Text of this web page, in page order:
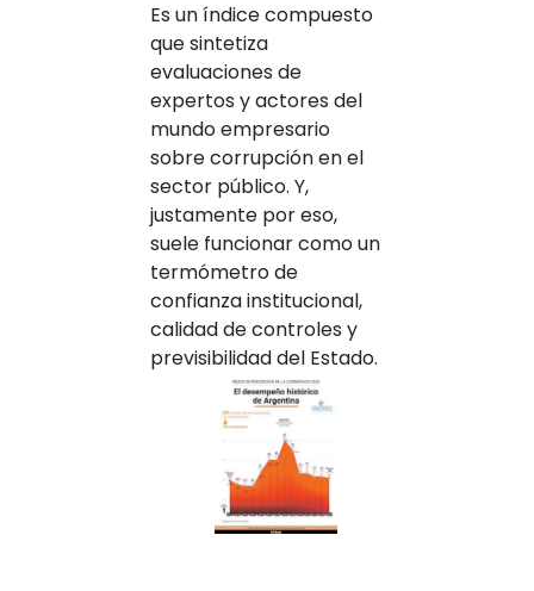
Es un índice compuesto
que sintetiza
evaluaciones de
expertos y actores del
mundo empresario
sobre corrupción en el
sector público. Y,
justamente por eso,
suele funcionar como un
termómetro de
confianza institucional,
calidad de controles y
previsibilidad del Estado.